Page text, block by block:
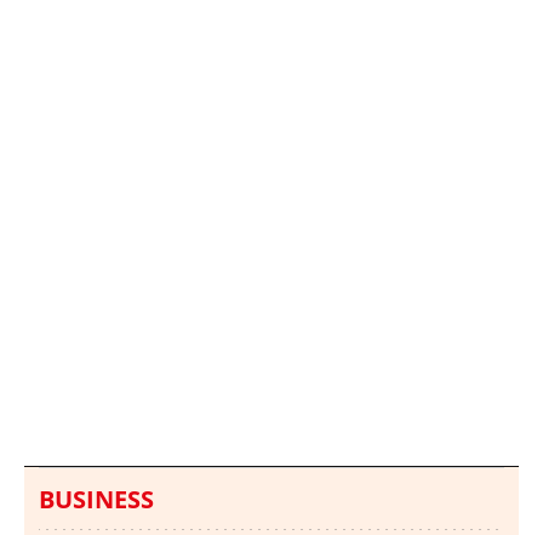
BUSINESS